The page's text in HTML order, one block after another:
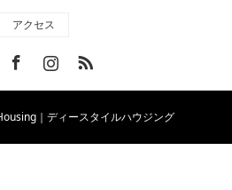
アクセス
｜ディースタイルハウジング